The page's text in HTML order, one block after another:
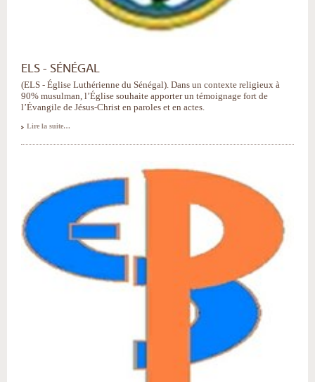
ELS - SÉNÉGAL
(ELS - Église Luthérienne du Sénégal). Dans un contexte religieux à
90% musulman, l’Église souhaite apporter un témoignage fort de
l’Évangile de Jésus-Christ en paroles et en actes.
Lire la suite…